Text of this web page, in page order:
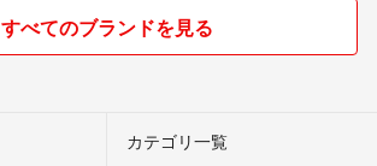
すべてのブランドを見る
カテゴリ一覧